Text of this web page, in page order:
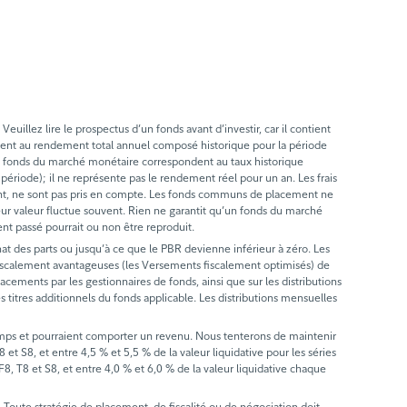
lire le prospectus d’un fonds avant d’investir, car il contient
au rendement total annuel composé historique pour la période
du marché monétaire correspondent au taux historique
il ne représente pas le rendement réel pour un an. Les frais
ne sont pas pris en compte. Les fonds communs de placement ne
valeur fluctue souvent. Rien ne garantit qu’un fonds du marché
passé pourrait ou non être reproduit.
des parts ou jusqu’à ce que le PBR devienne inférieur à zéro. Les
avantageuses (les Versements fiscalement optimisés) de
par les gestionnaires de fonds, ainsi que sur les distributions
additionnels du fonds applicable. Les distributions mensuelles
et pourraient comporter un revenu. Nous tenterons de maintenir
S8, et entre 4,5 % et 5,5 % de la valeur liquidative pour les séries
T8 et S8, et entre 4,0 % et 6,0 % de la valeur liquidative chaque